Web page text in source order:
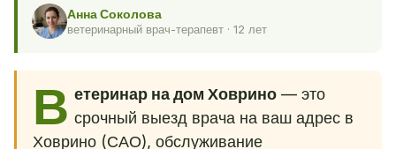
Анна Соколова
ветеринарный врач-терапевт · 12 лет
В етеринар на дом Ховрино— это
срочный выезд врача на ваш адрес в
Ховрино (САО), обслуживание